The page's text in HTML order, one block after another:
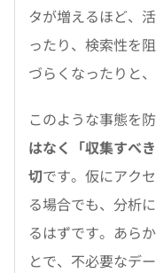
タが増えるほど、
ったり、検索性を
づらくなったりと
このような事態を防
はなく「収集すべ
切です。仮にアク
る場合でも、分析
るはずです。あら
とで、不必要なデ